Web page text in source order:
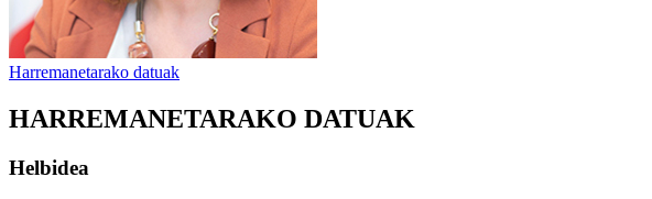
Harremanetarako datuak
HARREMANETARAKO DATUAK
Helbidea